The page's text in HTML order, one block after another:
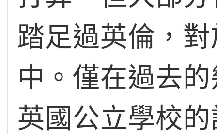
踏足過英倫，
中。僅在過去
英國公立學校